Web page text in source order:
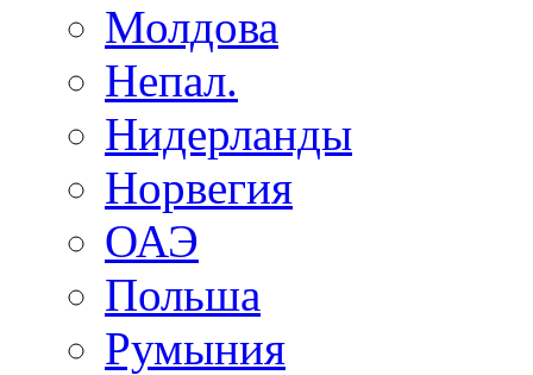
Молдова
Непал.
Нидерланды
Норвегия
ОАЭ
Польша
Румыния